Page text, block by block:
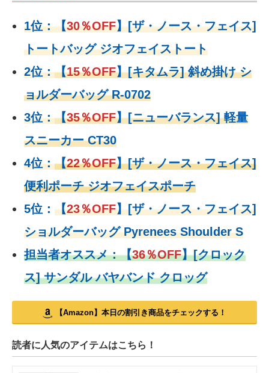
1位：【30％OFF】[ザ・ノース・フェイス]
トートバッグ ジオフェイストート
2位：【15％OFF】[キタムラ] 斜め掛け シ
ョルダーバッグ R-0702
3位：【35％OFF】[ニューバランス] 軽量
スニーカー CT30
4位：【22％OFF】[ザ・ノース・フェイス]
便利ポーチ ジオフェイスポーチ
5位： 【23％OFF】[ザ・ノース・フェイス]
ショルダーバッグ Pyrenees Shoulder S
担当者オススメ：【36％OFF】[クロック
ス] サンダル バヤバンド クロッグ
【Amazon】本日の割引き商品をチェックする！
読者に人気のアイテムはこちら！